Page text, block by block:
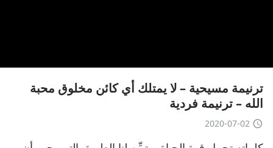
ترنيمة مسيحية – لا يمتلك أي كائن مخلوق محبة
الله – ترنيمة فردية
2020-07-02